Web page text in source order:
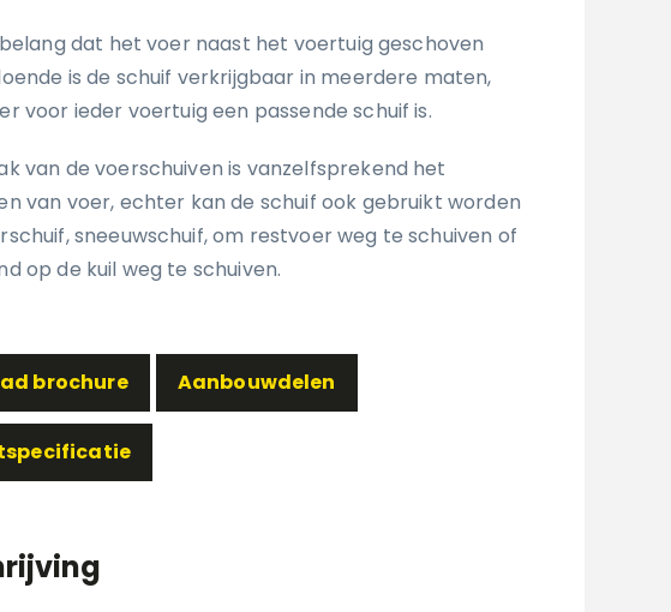
dat het voer naast het voertuig geschoven
is de schuif verkrijgbaar in meerdere maten,
voor ieder voertuig een passende schuif is.
van de voerschuiven is vanzelfsprekend het
van voer, echter kan de schuif ook gebruikt worden
sneeuwschuif, om restvoer weg te schuiven of
op de kuil weg te schuiven.
brochure Aanbouwdelen